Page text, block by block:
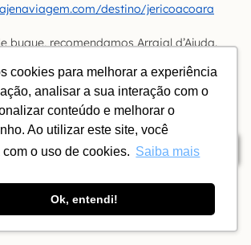
cookies para melhorar a experiência
analisar a sua interação com o
conteúdo e melhorar o
Ao utilizar este site, você
o uso de cookies. Saiba mais
Ok, entendi!
Índice
destino/jericoacoara
bugue, recomendamos Arraial d’Ajuda.
destino/arraial-
para ir ao Sul da Bahia – custo x
chuva?